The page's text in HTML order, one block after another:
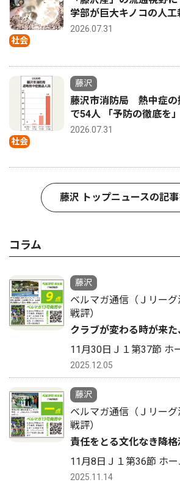
社会
学部が巨大キノコの人工
2026.07.31
社会
藤沢
藤沢市消防局 熱中症
で54人 「予防の徹底を」
2026.07.31
藤沢 トップニュースの記
コラム
藤沢
ベルマガ通信（Ｊリーグ
戦評）
クラブが変わる時が来た
11月30日Ｊ１第37節 ホ
2025.12.05
藤沢
ベルマガ通信（Ｊリーグ
戦評）
責任をとる文化なき降
11月8日Ｊ１第36節 ホ
2025.11.14